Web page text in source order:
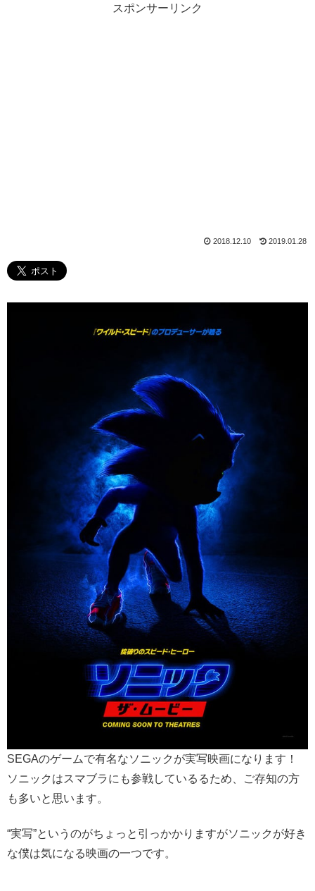
スポンサーリンク
2018.12.10 2019.01.28
SEGAのゲームで有名なソニックが実写映画になります！
ソニックはスマブラにも参戦しているるため、ご存知の方
も多いと思います。
“実写”というのがちょっと引っかかりますがソニックが好き
な僕は気になる映画の一つです。